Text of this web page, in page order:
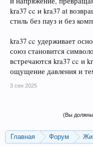
kra37 cc и kra37 at
стиль без пауз и без
kra37 cc удерживает
союз становится
встречаются kra37 cc и
ощущение давления и
3 сен 2025
(Вы должны
Главная Форум